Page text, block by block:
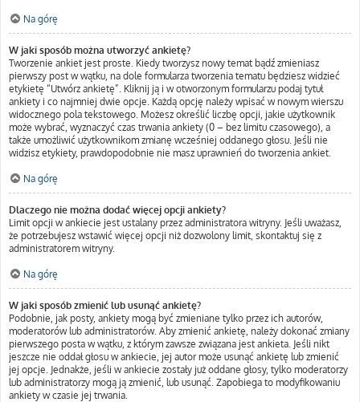
Na górę
W jaki sposób można utworzyć ankietę?
Tworzenie ankiet jest proste. Kiedy tworzysz nowy temat bądź zmieniasz
pierwszy post w wątku, na dole formularza tworzenia tematu będziesz widzieć
etykietę “Utwórz ankietę”. Kliknij ją i w otworzonym formularzu podaj tytuł
ankiety i co najmniej dwie opcje. Każdą opcję należy wpisać w nowym wierszu
widocznego pola tekstowego. Możesz określić liczbę opcji, jakie użytkownik
może wybrać, wyznaczyć czas trwania ankiety (0 – bez limitu czasowego), a
także umożliwić użytkownikom zmianę wcześniej oddanego głosu. Jeśli nie
widzisz etykiety, prawdopodobnie nie masz uprawnień do tworzenia ankiet.
Na górę
Dlaczego nie można dodać więcej opcji ankiety?
Limit opcji w ankiecie jest ustalany przez administratora witryny. Jeśli uważasz,
że potrzebujesz wstawić więcej opcji niż dozwolony limit, skontaktuj się z
administratorem witryny.
Na górę
W jaki sposób zmienić lub usunąć ankietę?
Podobnie, jak posty, ankiety mogą być zmieniane tylko przez ich autorów,
moderatorów lub administratorów. Aby zmienić ankietę, należy dokonać zmiany
pierwszego posta w wątku, z którym zawsze związana jest ankieta. Jeśli nikt
jeszcze nie oddał głosu w ankiecie, jej autor może usunąć ankietę lub zmienić
jej opcje. Jednakże, jeśli w ankiecie zostały już oddane głosy, tylko moderatorzy
lub administratorzy mogą ją zmienić, lub usunąć. Zapobiega to modyfikowaniu
ankiety w czasie jej trwania.